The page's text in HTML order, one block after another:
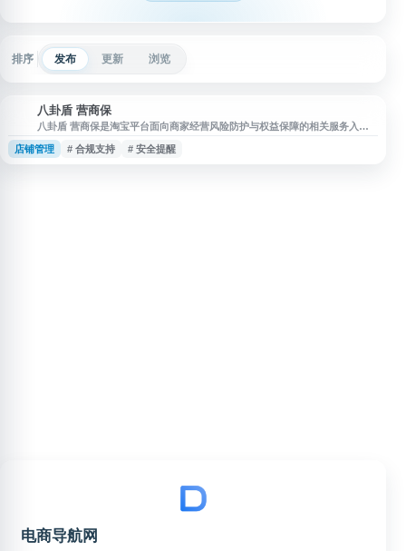
排序 发布 更新 浏览
八卦盾 营商保
八卦盾 营商保是淘宝平台面向商家经营风险防护与权益保障的相关服务入
口，聚焦店铺经营中的安全提醒、风险识别、问题处理及合规支持等场景。商
家可通过该页面了解平台提供的营商保障能力，辅助提升店铺运营安全性与经
店铺管理 # 合规支持 # 安全提醒
电商导航网